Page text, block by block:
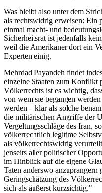
Was bleibt also unter dem
als rechtswidrig erweisen: Ein
einmal macht- und
Sicherheitsrat ist jedenfalls
weil die Amerikaner dort ein
Experten einig.
Mehrdad Payandeh findet
einzelne Staaten zum Konflikt
Völkerrechts ist es wichtig,
von wem sie begangen
werden – klar als solche
die militärischen Angriffe der
Vergeltungsschläge des Iran,
völkerrechtlich legitime
als völkerrechtswidrig
jenseits aller politischer
im Hinblick auf die eigene
Taten anderswo
Geringschätzung des
sich als äußerst kurzsichtig."